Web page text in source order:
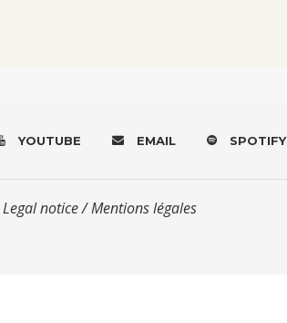
YOUTUBE EMAIL SPOTIFY
Legal notice / Mentions légales